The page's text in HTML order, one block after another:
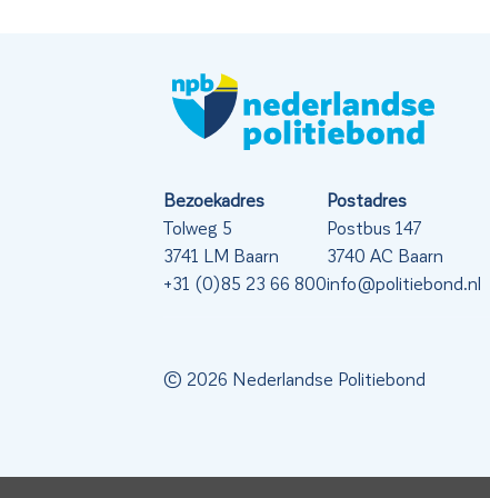
Bezoekadres
Tolweg 5
3741 LM Baarn
+31 (0)85 23 66 800
Postadres
Postbus 147
3740 AC Baarn
info@politiebond.nl
© 2026 Nederlandse Politiebond